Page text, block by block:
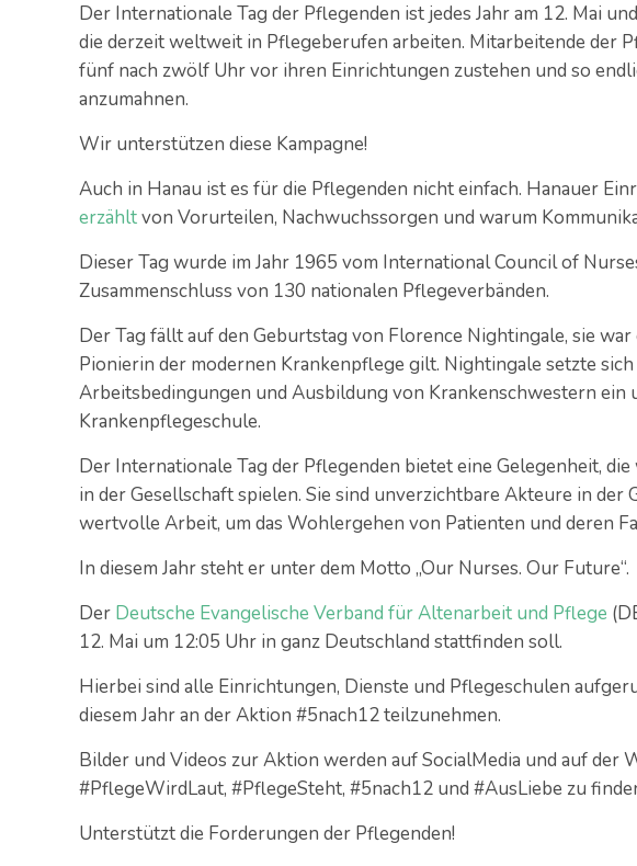
Der Internationale Tag der Pflegenden ist jedes Jahr am 12. Mai
die derzeit weltweit in Pflegeberufen arbeiten. Mitarbeitende der
fünf nach zwölf Uhr vor ihren Einrichtungen zustehen und so
anzumahnen.
Wir unterstützen diese Kampagne!
Auch in Hanau ist es für die Pflegenden nicht einfach. Hanauer
erzähltvon Vorurteilen, Nachwuchssorgen und warum
Dieser Tag wurde im Jahr 1965 vom International Council of
Zusammenschluss von 130 nationalen Pflegeverbänden.
Der Tag fällt auf den Geburtstag von Florence Nightingale, sie
Pionierin der modernen Krankenpflege gilt. Nightingale setzte
Arbeitsbedingungen und Ausbildung von Krankenschwestern
Krankenpflegeschule.
Der Internationale Tag der Pflegenden bietet eine Gelegenheit,
in der Gesellschaft spielen. Sie sind unverzichtbare Akteure in
wertvolle Arbeit, um das Wohlergehen von Patienten und deren
In diesem Jahr steht er unter dem Motto „Our Nurses. Our Future“.
Der Deutsche Evangelische Verband für Altenarbeit und Pflege
12. Mai um 12:05 Uhr in ganz Deutschland stattfinden soll.
Hierbei sind alle Einrichtungen, Dienste und Pflegeschulen
diesem Jahr an der Aktion #5nach12 teilzunehmen.
Bilder und Videos zur Aktion werden auf SocialMedia und auf der
#PflegeWirdLaut, #PflegeSteht, #5nach12 und #AusLiebe zu
Unterstützt die Forderungen der Pflegenden!